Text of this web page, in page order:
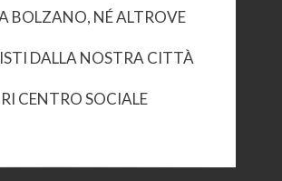
BOLZANO, NÉ ALTROVE
DALLA NOSTRA CITTÀ
CENTRO SOCIALE